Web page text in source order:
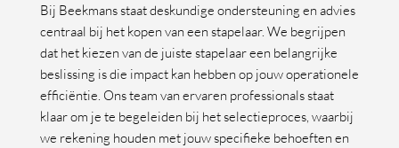
Bij Beekmans staat deskundige ondersteuning en advies
centraal bij het kopen van een stapelaar. We begrijpen
dat het kiezen van de juiste stapelaar een belangrijke
beslissing is die impact kan hebben op jouw operationele
efficiëntie. Ons team van ervaren professionals staat
klaar om je te begeleiden bij het selectieproces, waarbij
we rekening houden met jouw specifieke behoeften en